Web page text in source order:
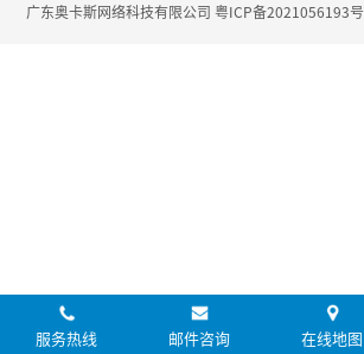
广东奥卡斯网络科技有限公司 粤ICP备2021056193号
服务热线 邮件咨询 在线地图